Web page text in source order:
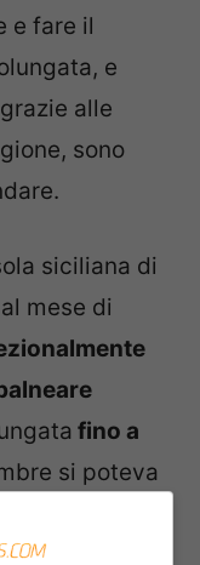
e fare il
e
alle
sono
siciliana di
mese di
fino a
si poteva
il bagno. Il